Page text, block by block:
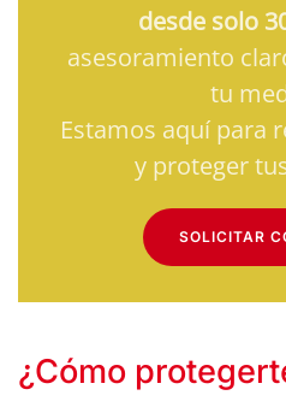
desde solo
asesoramiento
tu
Estamos aquí para
y proteger
SOLICITAR
¿Cómo